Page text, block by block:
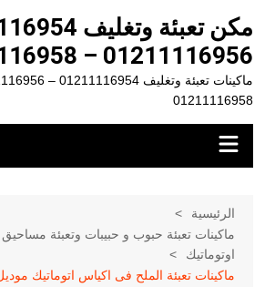
المحتوى01211116956 – 01211116958
01211116958
الرئيسية
ماكينات تعبئة حبوب و حبيبات وتعبئة
اوتوماتيك